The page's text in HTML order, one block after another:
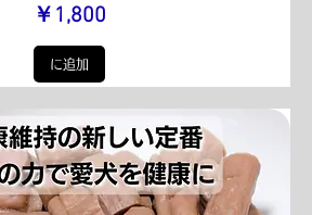
価格
￥1,800
に追加